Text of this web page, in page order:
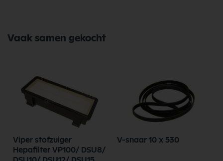
Vaak samen gekocht
Viper stofzuiger
Hepafilter VP100/ DSU8/
V-snaar 10 x 530